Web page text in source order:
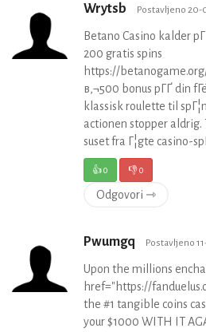
Wrytsb Postavljeno 20-
Betano Casino kalder
200 gratis spins
https://
в‚¬500 bonus pГҐ din
klassisk roulette til
actionen stopper aldrig.
suset fra Г¦gte casino-
👍0 👎0
Odgovori ⇾
Pwumgq Postavljeno
Upon the millions
href="https://
the #1 tangible coins
your $1000 WITH IT